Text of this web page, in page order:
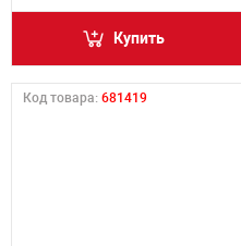
Купить
Код товара: 681419